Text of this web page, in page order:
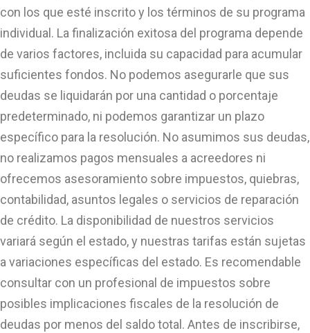
con los que esté inscrito y los términos de su programa
individual. La finalización exitosa del programa depende
de varios factores, incluida su capacidad para acumular
suficientes fondos. No podemos asegurarle que sus
deudas se liquidarán por una cantidad o porcentaje
predeterminado, ni podemos garantizar un plazo
específico para la resolución. No asumimos sus deudas,
no realizamos pagos mensuales a acreedores ni
ofrecemos asesoramiento sobre impuestos, quiebras,
contabilidad, asuntos legales o servicios de reparación
de crédito. La disponibilidad de nuestros servicios
variará según el estado, y nuestras tarifas están sujetas
a variaciones específicas del estado. Es recomendable
consultar con un profesional de impuestos sobre
posibles implicaciones fiscales de la resolución de
deudas por menos del saldo total. Antes de inscribirse,